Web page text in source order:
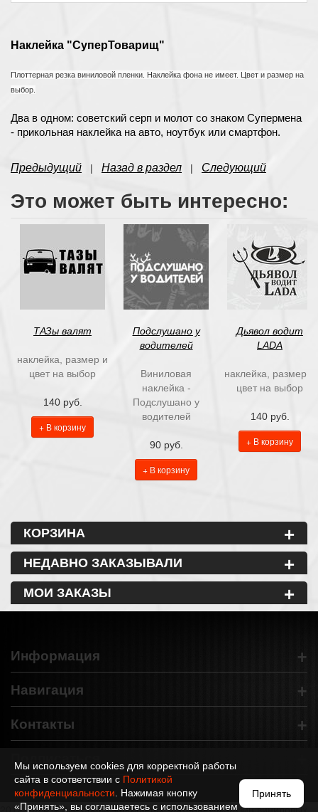
Наклейка "СуперТоварищ"
Плоттерная резка виниловой пленки. Наклейка фона не имеет. Цвет и размер на
выбор.
Два в одном: советский серп и молот со знаком Супермена
- прикольная наклейка на авто, ноутбук или смартфон.
Предыдущий | Назад в раздел | Следующий
Это может быть интересно:
ТАЗы валят
наклейка, размер и
цвет на выбор
140 руб.
+ В корзину
Подслушано у
водителей
Виниловая
наклейка -
Подслушано у
водителей
90 руб.
+ В корзину
Дьявол водит
LADA
наклейка, размер и
цвет на выбор
140 руб.
+ В корзину
КОРЗИНА +
НЕДАВНО ЗАКАЗЫВАЛИ +
МОИ ЗАКАЗЫ +
Информация +
Навигация +
Контакты +
Подписаться
2012-2024 © Все права защищены. Интернет-магазин виниловых
Мы используем cookies для корректной работы
сайта в соответствии с Политикой
конфиденциальности . Нажимая кнопку
«Принять», вы соглашаетесь с использованием
Принять